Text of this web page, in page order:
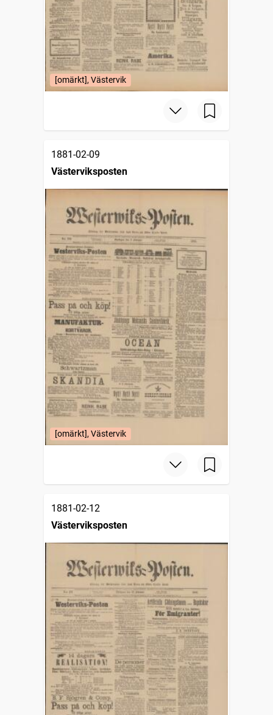
[omärkt], Västervik
1881-02-09
Västerviksposten
[omärkt], Västervik
1881-02-12
Västerviksposten